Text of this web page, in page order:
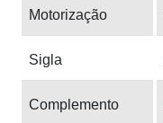
Motorização
Sigla
Complemento